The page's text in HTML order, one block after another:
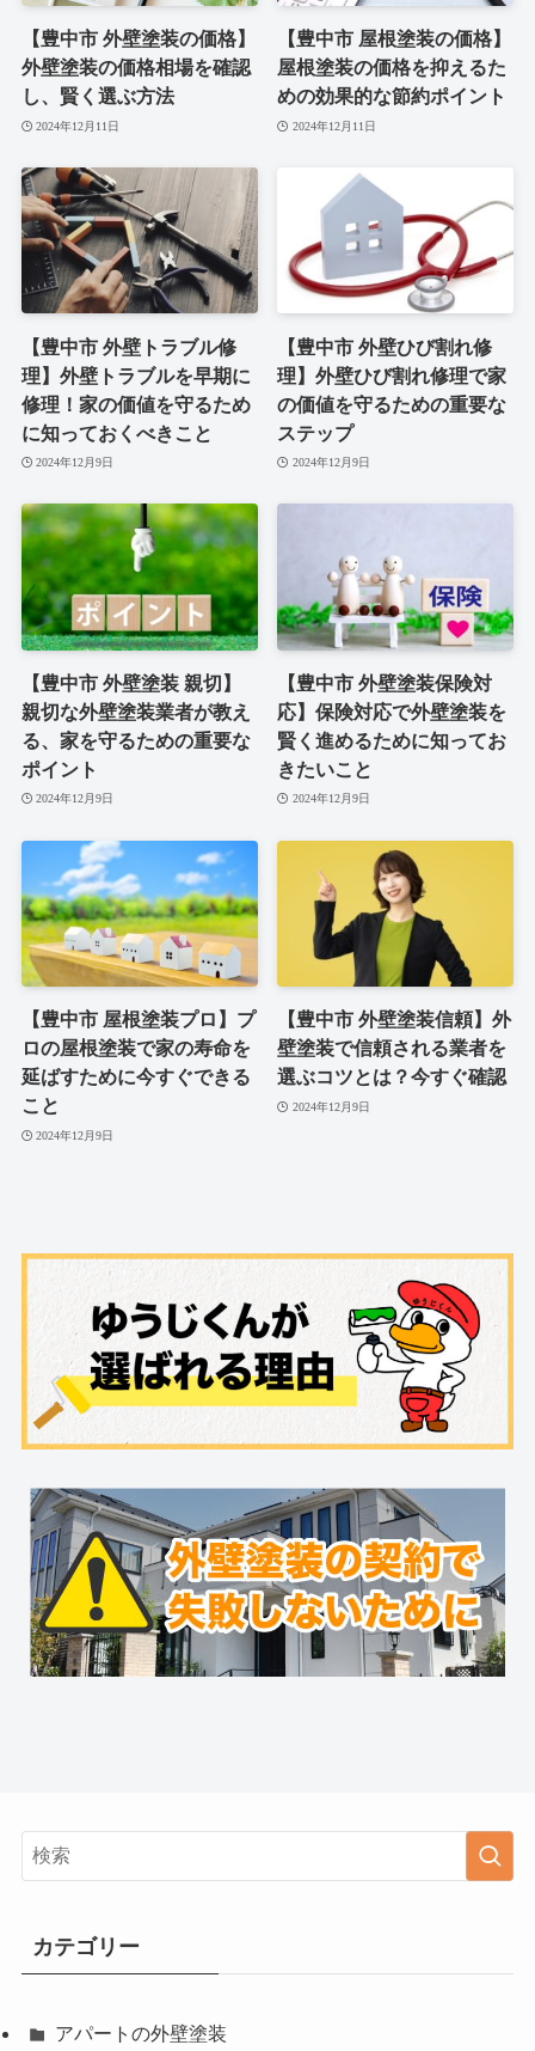
【豊中市 外壁塗装の価格】
外壁塗装の価格相場を確認
し、賢く選ぶ方法
2024年12月11日
【豊中市 屋根塗装の価格】
屋根塗装の価格を抑えるた
めの効果的な節約ポイント
2024年12月11日
【豊中市 外壁トラブル修
理】外壁トラブルを早期に
修理！家の価値を守るため
に知っておくべきこと
2024年12月9日
【豊中市 外壁ひび割れ修
理】外壁ひび割れ修理で家
の価値を守るための重要な
ステップ
2024年12月9日
【豊中市 外壁塗装 親切】
親切な外壁塗装業者が教え
る、家を守るための重要な
ポイント
2024年12月9日
【豊中市 外壁塗装保険対
応】保険対応で外壁塗装を
賢く進めるために知ってお
きたいこと
2024年12月9日
【豊中市 屋根塗装プロ】プ
ロの屋根塗装で家の寿命を
延ばすために今すぐできる
こと
2024年12月9日
【豊中市 外壁塗装信頼】外
壁塗装で信頼される業者を
選ぶコツとは？今すぐ確認
2024年12月9日
カテゴリー
アパートの外壁塗装